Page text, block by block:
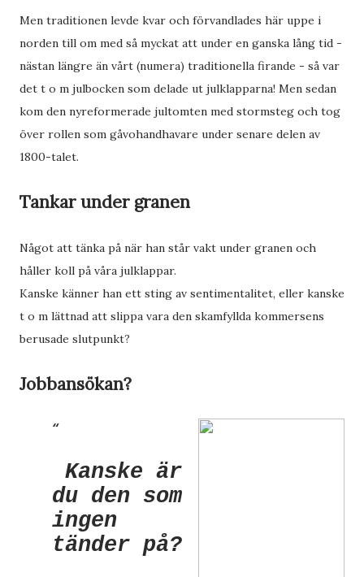
Men traditionen levde kvar och förvandlades här uppe i
norden till om med så myckat att under en ganska lång tid -
nästan längre än vårt (numera) traditionella firande - så var
det t o m julbocken som delade ut julklapparna! Men sedan
kom den nyreformerade jultomten med stormsteg och tog
över rollen som gåvohandhavare under senare delen av
1800-talet.
Tankar under granen
Något att tänka på när han står vakt under granen och
håller koll på våra julklappar.
Kanske känner han ett sting av sentimentalitet, eller kanske
t o m lättnad att slippa vara den skamfyllda kommersens
berusade slutpunkt?
Jobbansökan?
Kanske är
du den som
ingen
tänder på?